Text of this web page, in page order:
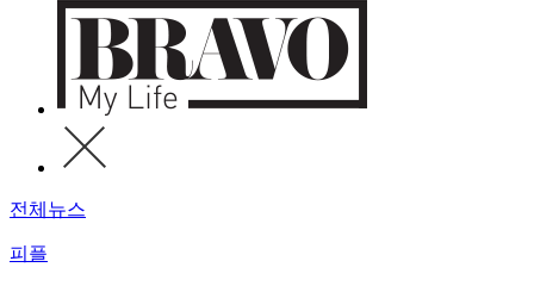
전체뉴스
피플